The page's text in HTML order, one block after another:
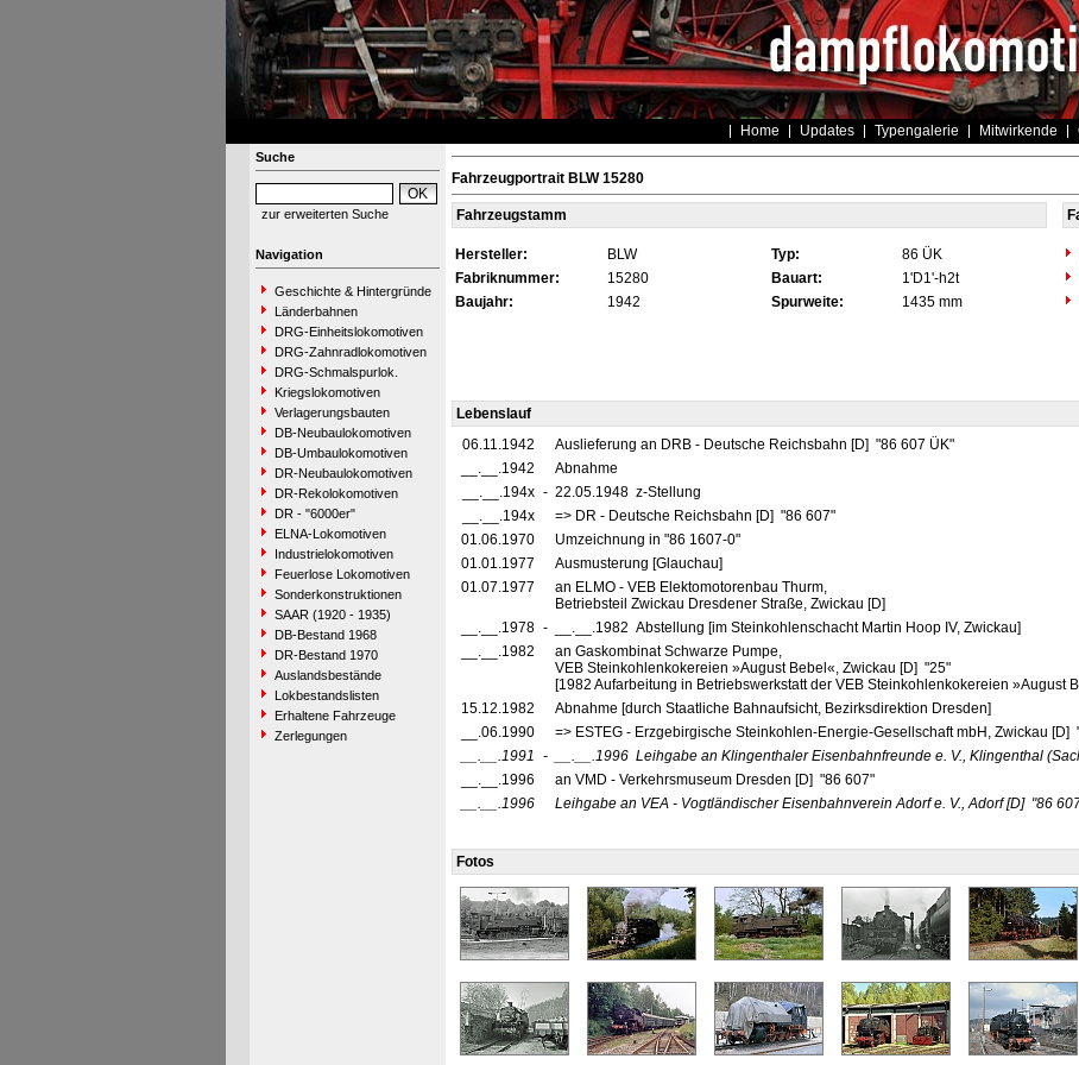
Home Updates Typengalerie Mitwirkende
Suche
zur erweiterten Suche
Navigation
Geschichte & Hintergründe
Länderbahnen
DRG-Einheitslokomotiven
DRG-Zahnradlokomotiven
DRG-Schmalspurlok.
Kriegslokomotiven
Verlagerungsbauten
DB-Neubaulokomotiven
DB-Umbaulokomotiven
DR-Neubaulokomotiven
DR-Rekolokomotiven
DR - "6000er"
ELNA-Lokomotiven
Industrielokomotiven
Feuerlose Lokomotiven
Sonderkonstruktionen
SAAR (1920 - 1935)
DB-Bestand 1968
DR-Bestand 1970
Auslandsbestände
Lokbestandslisten
Erhaltene Fahrzeuge
Zerlegungen
Fahrzeugportrait BLW 15280
Fahrzeugstamm
Hersteller: BLW Typ: 86 ÜK
Fabriknummer:
15280 Bauart: 1'D1'-h2t
Baujahr:
1942 Spurweite: 1435 mm
Lebenslauf
06.11.1942
Auslieferung an DRB - Deutsche Reichsbahn [D] "86 607 ÜK"
__.__.1942
Abnahme
__.__.194x - 22.05.1948 z-Stellung
__.__.194x
=> DR - Deutsche Reichsbahn [D] "86 607"
01.06.1970
Umzeichnung in "86 1607-0"
01.01.1977
Ausmusterung [Glauchau]
01.07.1977
an ELMO - VEB Elektomotorenbau Thurm,
Betriebsteil Zwickau Dresdener Straße, Zwickau [D]
__.__.1978 -
__.__.1982 Abstellung [im Steinkohlenschacht Martin Hoop IV, Zwickau]
__.__.1982
an Gaskombinat Schwarze Pumpe,
VEB Steinkohlenkokereien »August Bebel«, Zwickau [D] "25"
[1982 Aufarbeitung in Betriebswerkstatt der VEB Steinkohlenkokereien »August
15.12.1982
Abnahme [durch Staatliche Bahnaufsicht, Bezirksdirektion Dresden]
__.06.1990
=> ESTEG - Erzgebirgische Steinkohlen-Energie-Gesellschaft mbH, Zwickau [D]
__.__.1991 - __.__.1996 Leihgabe an Klingenthaler Eisenbahnfreunde e. V., Klingenthal
__.__.1996
an VMD - Verkehrsmuseum Dresden [D] "86 607"
__.__.1996
Leihgabe an VEA - Vogtländischer Eisenbahnverein Adorf e. V., Adorf [D] "86
Fotos